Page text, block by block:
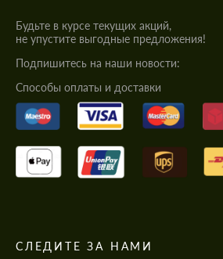
Будьте в курсе текущих акций,
не упустите выгодные предложения!
Подпишитесь на наши новости:
Cпособы оплаты и доставки
СЛЕДИТЕ ЗА НАМИ